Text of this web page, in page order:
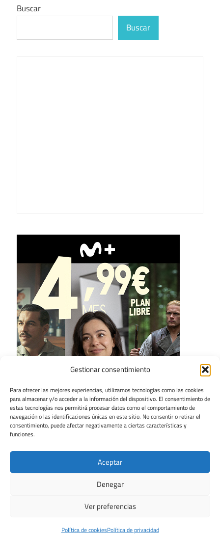
Gestionar consentimiento
Para ofrecer las mejores experiencias, utilizamos tecnologías como las cookies
para almacenar y/o acceder a la información del dispositivo. El consentimiento de
estas tecnologías nos permitirá procesar datos como el comportamiento de
navegación o las identificaciones únicas en este sitio. No consentir o retirar el
consentimiento, puede afectar negativamente a ciertas características y
funciones.
Aceptar
Denegar
Ver preferencias
Política de cookiesPolítica de privacidad
Buscar
Buscar